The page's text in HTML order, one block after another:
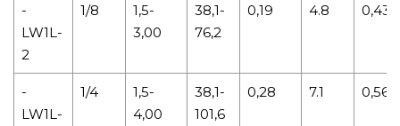
-
LW1L-
2
1/8
1,5-
3,00
38,1-
76,2
0,19 4.8 0,43
-
LW1L-
1/4
1,5-
4,00
38,1-
101,6
0,28 7.1 0,56